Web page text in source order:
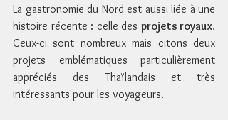
La gastronomie du Nord est aussi liée à une
histoire récente : celle des projets royaux
Ceux-ci sont nombreux mais citons deux
projets emblématiques particulièrement
appréciés des Thaïlandais et très
intéressants pour les voyageurs.